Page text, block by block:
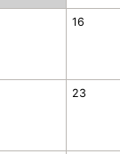
16
23